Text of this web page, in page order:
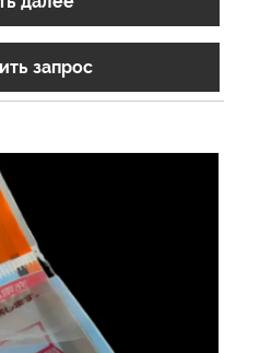
запрос